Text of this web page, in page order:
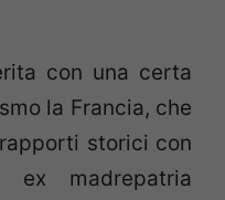
con una certa
la Francia, che
storici con
madrepatria